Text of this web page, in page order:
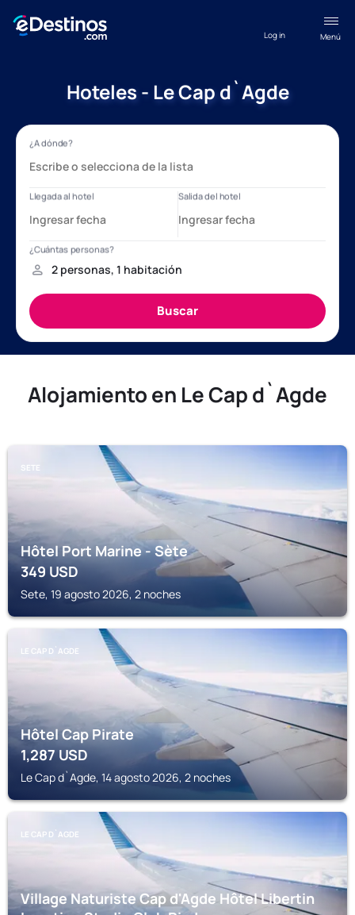
Menú
Log in
Hoteles - Le Cap d`Agde
Alojamiento en Le Cap d`Agde
SETE
Hôtel Port Marine - Sète
349USD
Sete, 19 agosto 2026, 2 noches
LE CAP D`AGDE
Hôtel Cap Pirate
1,287USD
Le Cap d`Agde, 14 agosto 2026, 2 noches
LE CAP D`AGDE
Village Naturiste Cap d'Agde Hôtel Libertin